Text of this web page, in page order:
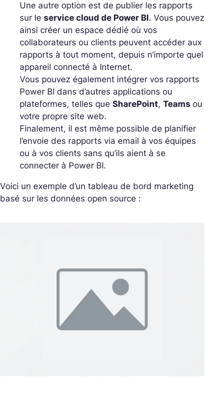
Une autre option est de publier les rapports
sur le service cloud de Power BI. Vous pouvez
ainsi créer un espace dédié où vos
collaborateurs ou clients peuvent accéder aux
rapports à tout moment, depuis n’importe quel
appareil connecté à Internet.
Vous pouvez également intégrer vos rapports
Power BI dans d’autres applications ou
plateformes, telles que SharePoint, Teams ou
votre propre site web.
Finalement, il est même possible de planifier
l’envoie des rapports via email à vos équipes
ou à vos clients sans qu’ils aient à se
connecter à Power BI.
Voici un exemple d’un tableau de bord marketing
basé sur les données open source :